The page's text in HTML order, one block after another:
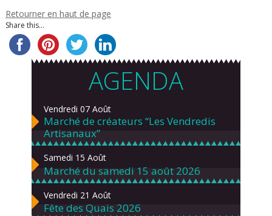
Retourner en haut de page
Share this...
AGENDA
Vendredi 07 Août
Marché de créateurs “Les Vendredis
Artisanaux”
Samedi 15 Août
Marché du samedi 15 août 2026
Vendredi 21 Août
Fête des Quais 2026